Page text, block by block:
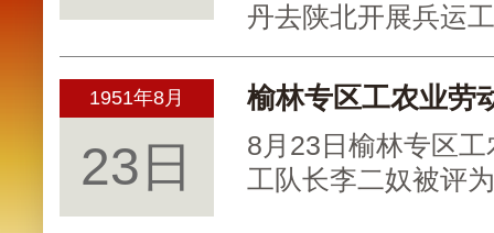
丹去陕北开展兵运
1951年8月
23日
榆林专区工农业劳
8月23日榆林专区
工队长李二奴被评